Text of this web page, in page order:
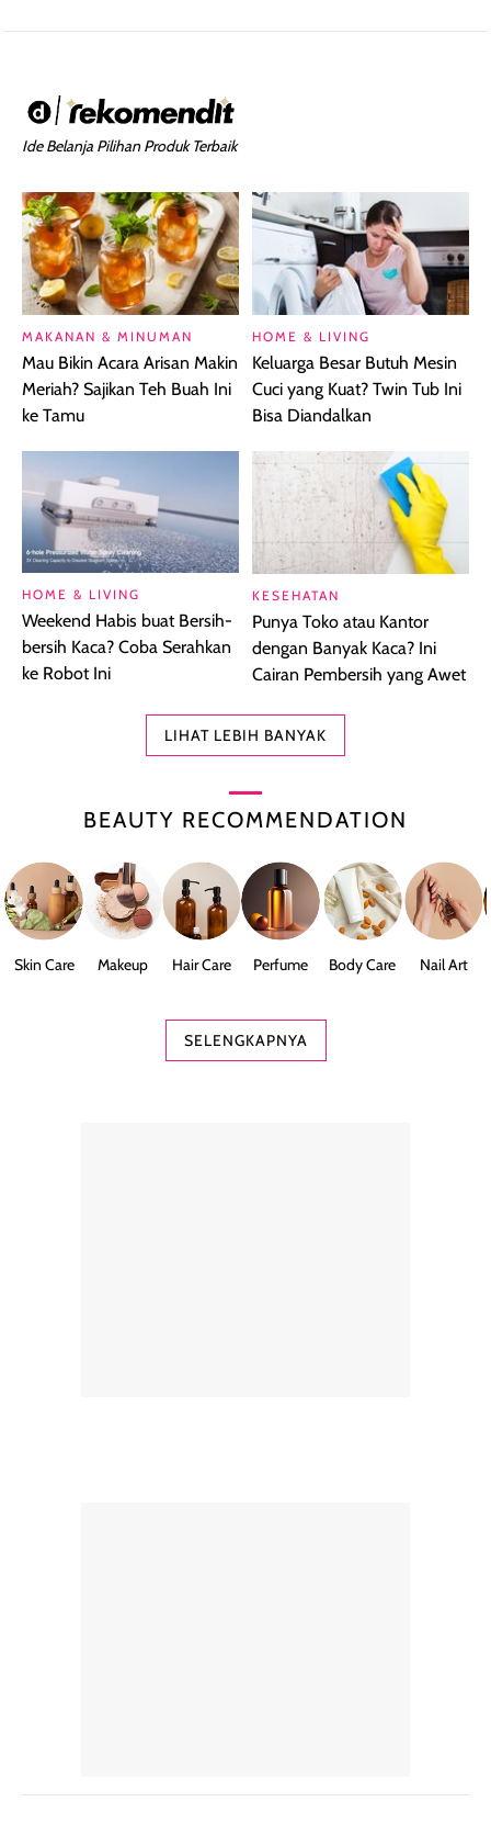
Ide Belanja Pilihan Produk Terbaik
MAKANAN & MINUMAN
Mau Bikin Acara Arisan Makin
Meriah? Sajikan Teh Buah Ini
ke Tamu
HOME & LIVING
Keluarga Besar Butuh Mesin
Cuci yang Kuat? Twin Tub Ini
Bisa Diandalkan
HOME & LIVING
Weekend Habis buat Bersih-
bersih Kaca? Coba Serahkan
ke Robot Ini
KESEHATAN
Punya Toko atau Kantor
dengan Banyak Kaca? Ini
Cairan Pembersih yang Awet
LIHAT LEBIH BANYAK
BEAUTY RECOMMENDATION
Skin Care Makeup Hair Care Perfume Body Care Nail Art
SELENGKAPNYA